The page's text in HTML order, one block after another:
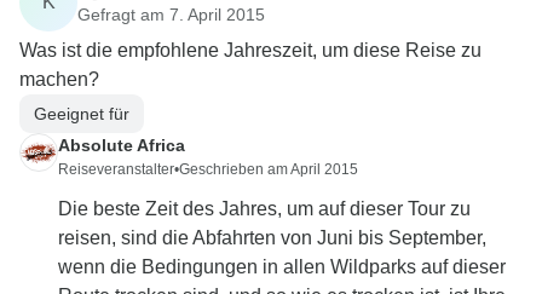
Gefragt am 7. April 2015
Was ist die empfohlene Jahreszeit, um diese Reise zu
machen?
Geeignet für
Absolute Africa
Reiseveranstalter•Geschrieben am April 2015
Die beste Zeit des Jahres, um auf dieser Tour zu
reisen, sind die Abfahrten von Juni bis September,
wenn die Bedingungen in allen Wildparks auf dieser